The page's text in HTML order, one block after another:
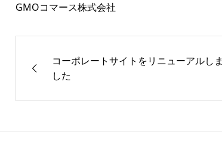
GMOコマース株式会社
コーポレートサイトをリニューアルしま
した